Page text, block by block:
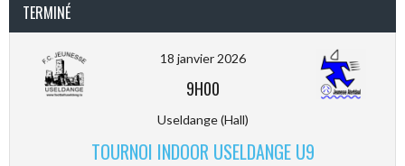
TERMINÉ
18 janvier 2026
9H00
Useldange (Hall)
TOURNOI INDOOR USELDANGE U9